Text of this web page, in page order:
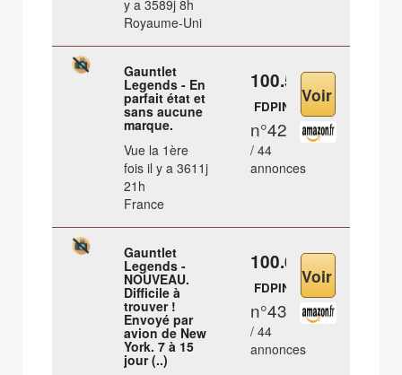
y a 3589j 8h
Royaume-Uni
Gauntlet
Legends - En
parfait état et
sans aucune
marque.
Vue la 1ère
fois il y a 3611j
21h
France
100.59 €
FDPIN
n°42
/ 44
annonces
Gauntlet
Legends -
NOUVEAU.
Difficile à
trouver !
Envoyé par
avion de New
York. 7 à 15
jour (..)
100.61 €
FDPIN
n°43
/ 44
annonces